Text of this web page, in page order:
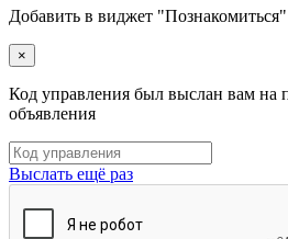
Добавить в виджет "Познакомиться"
×
Код управления был выслан вам на
объявления
Выслать ещё раз